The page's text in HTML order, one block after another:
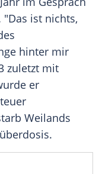
"Das ist nichts,
hinter mir
zuletzt mit
er
Weilands
.